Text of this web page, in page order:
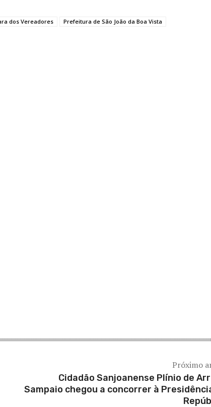
dos Vereadores
Prefeitura de São João da Boa Vista
Próximo
Cidadão Sanjoanense Plínio de
Sampaio chegou a concorrer à